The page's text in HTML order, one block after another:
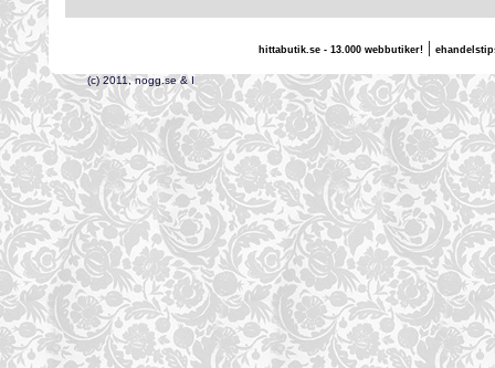
hittabutik.se - 13.000 webbutiker!|
(c) 2011, nogg.se & I